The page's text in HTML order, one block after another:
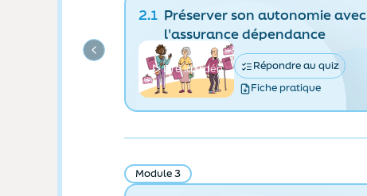
2.1 Préserver son autonomie avec
l'assurance dépendance
Lire la vidéo
Répondre au quiz
Fiche pratique
Module 3